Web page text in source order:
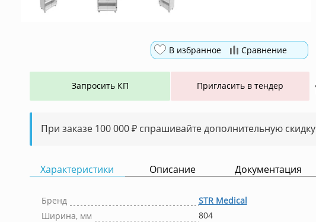
В избранное Сравнение
Запросить КП Пригласить в тендер
При заказе 100 000 ₽ спрашивайте дополнительную скидку
Характеристики Описание Документация
Бренд
STR Medical
Ширина, мм
804